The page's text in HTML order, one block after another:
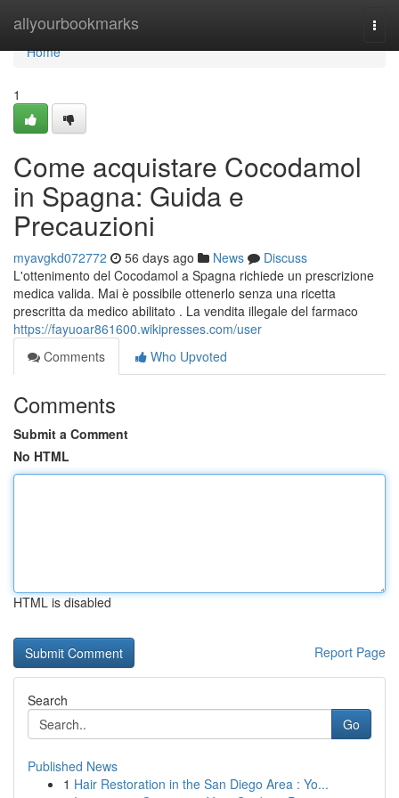
allyourbookmarks
Home
Home
1
Come acquistare Cocodamol
in Spagna: Guida e
Precauzioni
myavgkd072772 56 days ago News
Discuss
L'ottenimento del Cocodamol a Spagna richiede un prescrizione
medica valida. Mai è possibile ottenerlo senza una ricetta
prescritta da medico abilitato . La vendita illegale del farmaco
https://fayuoar861600.wikipresses.com/user
Comments
Who Upvoted
Comments
Submit a Comment
No HTML
HTML is disabled
Report Page
Search
Go
Published News
1 Hair Restoration in the San Diego Area : Yo...